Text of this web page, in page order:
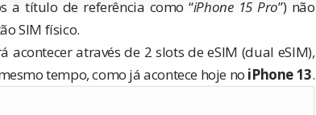
a título de referência como “iPhone 15 Pro”) não
SIM físico.
acontecer através de 2 slots de eSIM (dual eSIM),
tempo, como já acontece hoje no iPhone 13.